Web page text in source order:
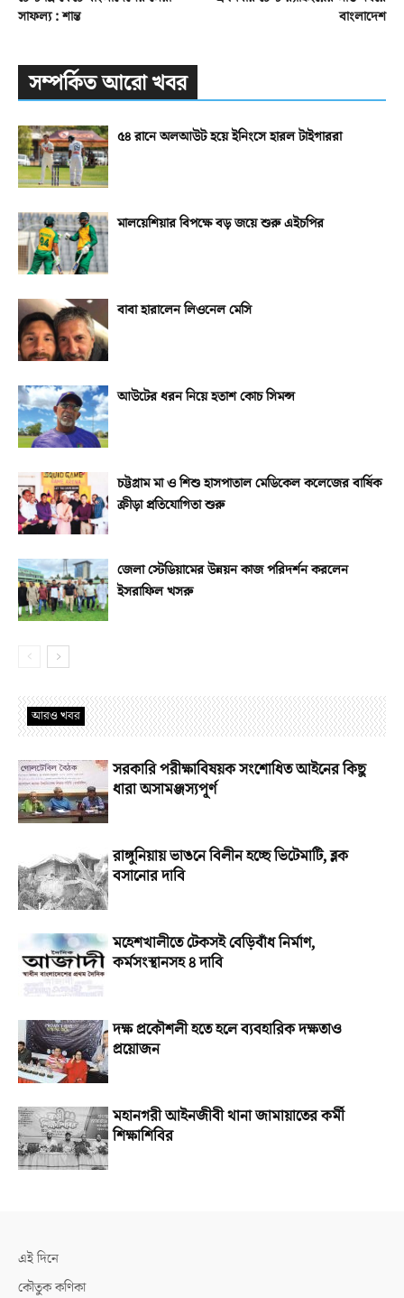
সাফল্য : শান্ত
বাংলাদেশ
সম্পর্কিত আরো খবর
৫৪ রানে অলআউট হয়ে ইনিংসে হারল টাইগাররা
মালয়েশিয়ার বিপক্ষে বড় জয়ে শুরু এইচপির
বাবা হারালেন লিওনেল মেসি
আউটের ধরন নিয়ে হতাশ কোচ সিমন্স
চট্টগ্রাম মা ও শিশু হাসপাতাল মেডিকেল কলেজের বার্ষিক
ক্রীড়া প্রতিযোগিতা শুরু
জেলা স্টেডিয়ামের উন্নয়ন কাজ পরিদর্শন করলেন
ইসরাফিল খসরু
আরও খবর
সরকারি পরীক্ষাবিষয়ক সংশোধিত আইনের কিছু
ধারা অসামঞ্জস্যপূর্ণ
রাঙ্গুনিয়ায় ভাঙনে বিলীন হচ্ছে ভিটেমাটি, ব্লক
বসানোর দাবি
মহেশখালীতে টেকসই বেড়িবাঁধ নির্মাণ,
কর্মসংস্থানসহ ৪ দাবি
দক্ষ প্রকৌশলী হতে হলে ব্যবহারিক দক্ষতাও
প্রয়োজন
মহানগরী আইনজীবী থানা জামায়াতের কর্মী
শিক্ষাশিবির
এই দিনে
কৌতুক কণিকা